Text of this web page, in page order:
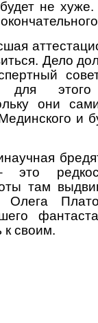
не
Дело
для
они
и
это
там
к своим.